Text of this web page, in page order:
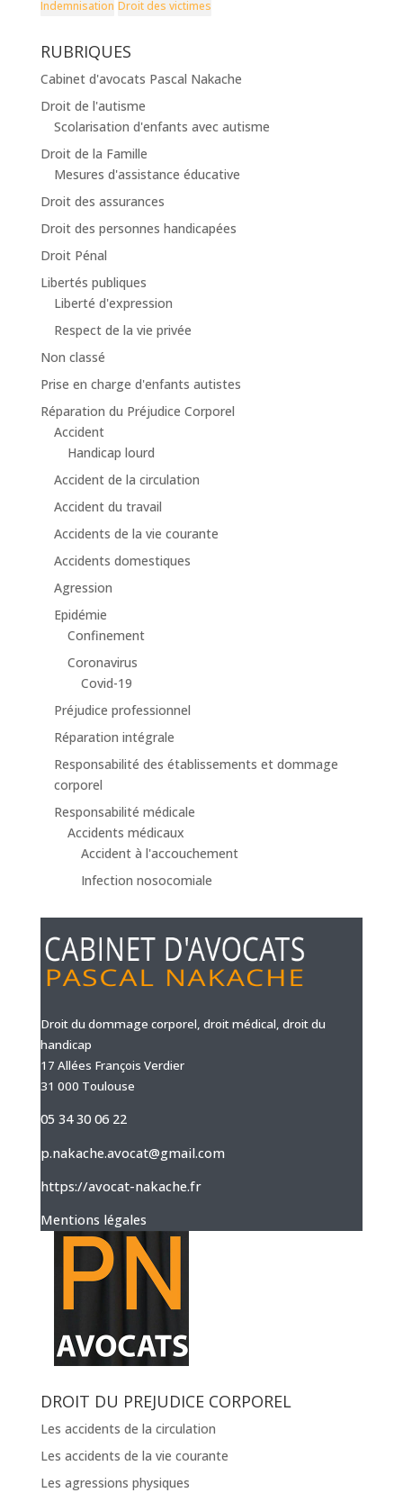
Indemnisation Droit des victimes
RUBRIQUES
Cabinet d'avocats Pascal Nakache
Droit de l'autisme
Scolarisation d'enfants avec autisme
Droit de la Famille
Mesures d'assistance éducative
Droit des assurances
Droit des personnes handicapées
Droit Pénal
Libertés publiques
Liberté d'expression
Respect de la vie privée
Non classé
Prise en charge d'enfants autistes
Réparation du Préjudice Corporel
Accident
Handicap lourd
Accident de la circulation
Accident du travail
Accidents de la vie courante
Accidents domestiques
Agression
Epidémie
Confinement
Coronavirus
Covid-19
Préjudice professionnel
Réparation intégrale
Responsabilité des établissements et dommage
corporel
Responsabilité médicale
Accidents médicaux
Accident à l'accouchement
Infection nosocomiale
Droit du dommage corporel, droit médical, droit du
handicap
17 Allées François Verdier
31 000 Toulouse
05 34 30 06 22
p.nakache.avocat@gmail.com
https://avocat-nakache.fr
Mentions légales
DROIT DU PREJUDICE CORPOREL
Les accidents de la circulation
Les accidents de la vie courante
Les agressions physiques